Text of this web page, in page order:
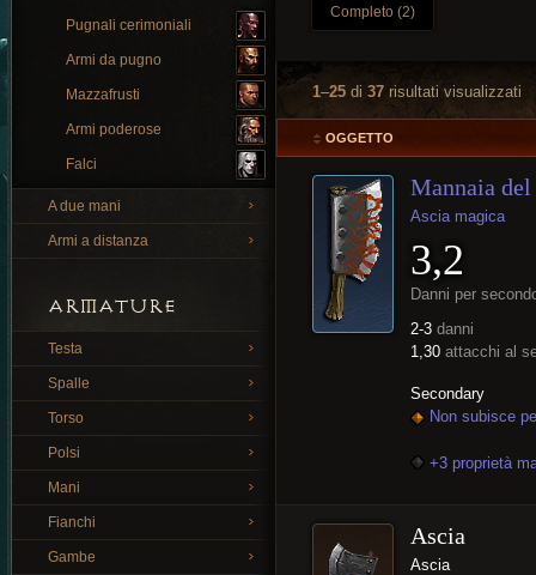
Pugnali cerimoniali
Armi da pugno
Mazzafrusti
Armi poderose
Falci
A due mani
Armi a distanza
ARMATURE
Testa
Spalle
Torso
Polsi
Mani
Fianchi
Gambe
Completo (2)
1–25 di 37 risultati visualizzati
OGGETTO
Mannaia
Ascia magica
3,2
Danni per
2-3 danni
1,30 attacchi al
Secondary
Non subisce
+3 proprietà
Ascia
Ascia